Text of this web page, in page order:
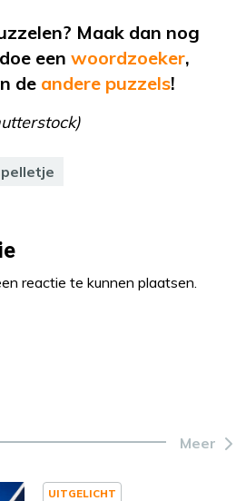
Maak dan nog
doe een woordzoeker,
de andere puzzels!
reactie te kunnen plaatsen.
Meer
UITGELICHT